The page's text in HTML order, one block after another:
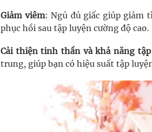
Giảm viêm: Ngủ đủ giấc giúp giảm
phục hồi sau tập luyện cường độ cao.
Cải thiện tinh thần và khả năng
trung, giúp bạn có hiệu suất tập